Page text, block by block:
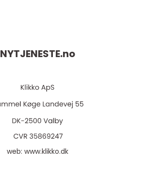
NYTJENESTE.no
web: www.klikko.dk